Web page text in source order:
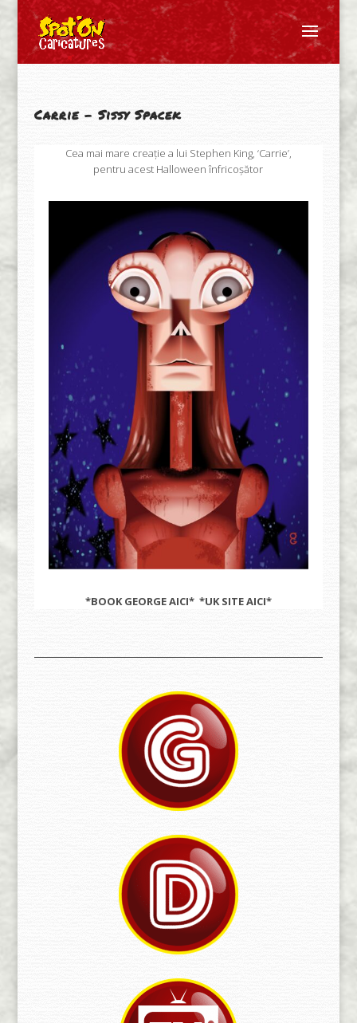
Carrie – Sissy Spacek
Cea mai mare creație a lui Stephen King, ‘Carrie’,
pentru acest Halloween înfricoșător
*BOOK GEORGEAICI* *UK SITEAICI*